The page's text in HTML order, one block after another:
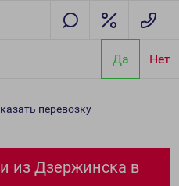
Да Нет
перевозку
из Дзержинска в